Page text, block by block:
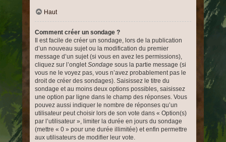
Haut
Comment créer un sondage ?
Il est facile de créer un sondage, lors de la publication
d’un nouveau sujet ou la modification du premier
message d’un sujet (si vous en avez les permissions),
cliquez sur l’ongletSondage sous la partie message (si
vous ne le voyez pas, vous n’avez probablement pas le
droit de créer des sondages). Saisissez le titre du
sondage et au moins deux options possibles, saisissez
une option par ligne dans le champ des réponses. Vous
pouvez aussi indiquer le nombre de réponses qu’un
utilisateur peut choisir lors de son vote dans « Option(s)
par l’utilisateur », limiter la durée en jours du sondage
(mettre « 0 » pour une durée illimitée) et enfin permettre
aux utilisateurs de modifier leur vote.